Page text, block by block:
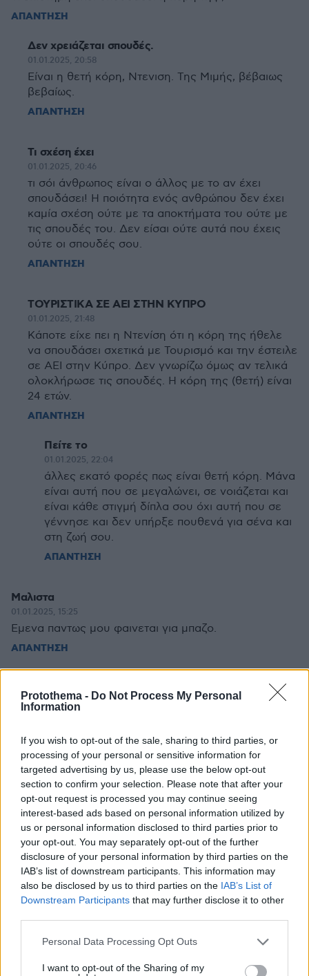
Protothema - Do Not Process My Personal
Information
If you wish to opt-out of the sale, sharing to third parties, or
processing of your personal or sensitive information for
targeted advertising by us, please use the below opt-out
section to confirm your selection. Please note that after your
opt-out request is processed you may continue seeing
interest-based ads based on personal information utilized by
us or personal information disclosed to third parties prior to
your opt-out. You may separately opt-out of the further
disclosure of your personal information by third parties on the
IAB’s list of downstream participants. This information may
also be disclosed by us to third parties on the IAB’s List of
Downstream Participants that may further disclose it to other
Please note that this website/app uses one or more Google
not limited to your visit or usage behaviour. You may click to
Personal Data Processing Opt Outs
I want to opt-out of the Sharing of my
ΑΠΑΝΤΗΣΗ
Δεν χρειάζεται σπουδές.
01.01.2025, 20:58
Είναι η θετή κόρη, Ντενιση. Της Μιμής, βέβαιως
βεβαίως.
ΑΠΑΝΤΗΣΗ
Τι σχέση έχει
01.01.2025, 20:46
τι σόι άνθρωπος είναι ο άλλος με το αν έχει
σπουδάσει! Η ποιότητα ενός ανθρώπου δεν έχει
καμία σχέση ούτε με τα αποκτήματα του ούτε με
τις σπουδές του. Δεν είσαι ούτε αυτά που έχεις
ούτε οι σπουδές σου.
ΑΠΑΝΤΗΣΗ
ΤΟΥΡΙΣΤΙΚΑ ΣΕ ΑΕΙ ΣΤΗΝ ΚΥΠΡΟ
01.01.2025, 21:48
Κάποτε είχε πει η Ντενίση ότι η κόρη της ήθελε
να σπουδάσει σχετικά με Τουρισμό και την έστειλε
σε ΑΕΙ στην Κύπρο. Δεν γνωρίζω όμως αν τελικά
ολοκλήρωσε τις σπουδές. Η κόρη της (θετή) είναι
24 ετών.
ΑΠΑΝΤΗΣΗ
Πείτε το
01.01.2025, 22:04
άλλες εκατό φορές πως είναι θετή κόρη. Μάνα
είναι αυτή που σε μεγαλώνει, σε νοιάζεται και
είναι κάθε στιγμή δίπλα σου όχι αυτή που σε
γέννησε και δεν υπήρξε πουθενά για σένα και
στη ζωή σου.
ΑΠΑΝΤΗΣΗ
Μαλιστα
01.01.2025, 15:25
Εμενα παντως μου φαινεται για μπαζο.
ΑΠΑΝΤΗΣΗ
Ψυχιατρος
01.01.2025, 14:16
ΑΠΑΝΤΗΣΗ
Η γρια
01.01.2025, 14:13
Εχει βαρέσει ασχημα
ΑΠΑΝΤΗΣΗ
ΠΡΟΣΘΗΚΗ ΣΧΟΛΙΟΥ
ΌΝΟΜΑ *